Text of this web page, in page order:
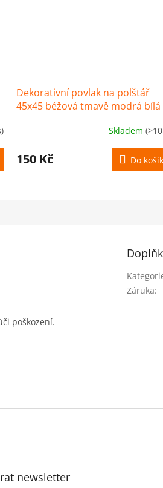
Dekorativní povlak na polštář
45x45 béžová tmavě modrá bílá
Skladem
150 Kč Do
poškození.
Záruka:
newsletter